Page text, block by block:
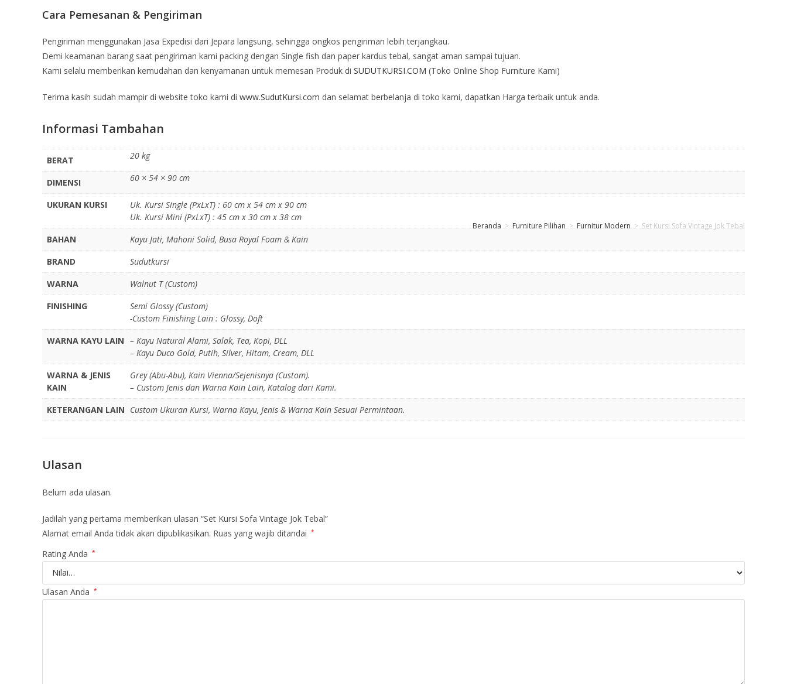
Beranda > Furniture Pilihan > Furnitur Modern > Set Kursi Sofa Vintage Jok Tebal
Cara Pemesanan & Pengiriman
Pengiriman menggunakan Jasa Expedisi dari Jepara langsung, sehingga ongkos pengiriman lebih terjangkau.
Demi keamanan barang saat pengiriman kami packing dengan Single fish dan paper kardus tebal, sangat aman sampai tujuan.
Kami selalu memberikan kemudahan dan kenyamanan untuk memesan Produk di SUDUTKURSI.COM (Toko Online Shop Furniture Kami)
Terima kasih sudah mampir di website toko kami di www.SudutKursi.com dan selamat berbelanja di toko kami, dapatkan Harga terbaik untuk anda.
Informasi Tambahan
BERAT 20 kg
DIMENSI 60 × 54 × 90 cm
UKURAN KURSI
Uk. Kursi Single (PxLxT) : 60 cm x 54 cm x 90 cm
Uk. Kursi Mini (PxLxT) : 45 cm x 30 cm x 38 cm
BAHAN
Kayu Jati, Mahoni Solid, Busa Royal Foam & Kain
BRAND
Sudutkursi
WARNA
Walnut T (Custom)
FINISHING
Semi Glossy (Custom)
-Custom Finishing Lain : Glossy, Doft
WARNA KAYU LAIN – Kayu Natural Alami, Salak, Tea, Kopi, DLL
– Kayu Duco Gold, Putih, Silver, Hitam, Cream, DLL
WARNA & JENIS
KAIN
Grey (Abu-Abu), Kain Vienna/Sejenisnya (Custom).
– Custom Jenis dan Warna Kain Lain, Katalog dari Kami.
KETERANGAN LAIN Custom Ukuran Kursi, Warna Kayu, Jenis & Warna Kain Sesuai Permintaan.
Ulasan
Belum ada ulasan.
Jadilah yang pertama memberikan ulasan “Set Kursi Sofa Vintage Jok Tebal”
Alamat email Anda tidak akan dipublikasikan. Ruas yang wajib ditandai *
Rating Anda *
Ulasan Anda *